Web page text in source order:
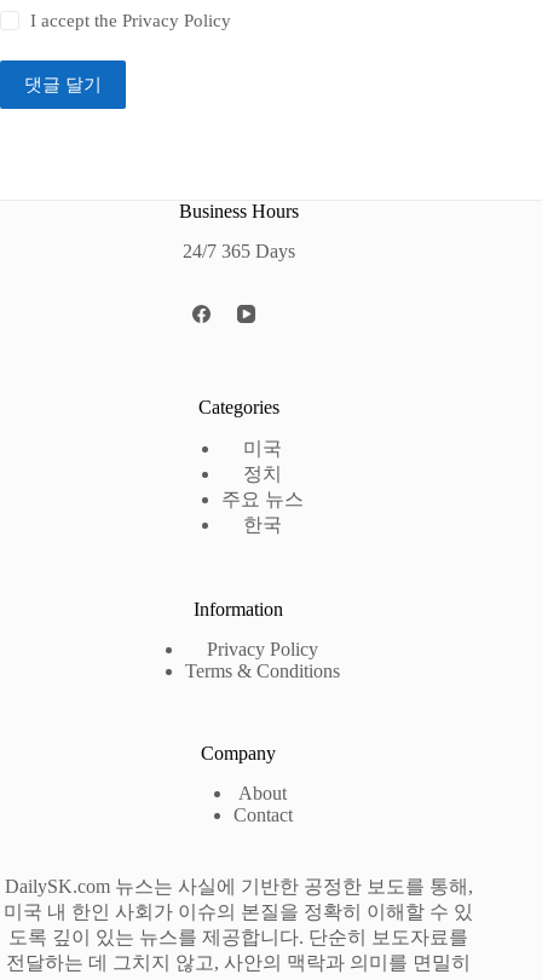
I accept thePrivacy Policy
댓글 달기
Business Hours
24/7 365 Days
Categories
미국
정치
주요 뉴스
한국
Information
Privacy Policy
Terms & Conditions
Company
About
Contact
DailySK.com 뉴스는 사실에 기반한 공정한 보도를 통해,
미국 내 한인 사회가 이슈의 본질을 정확히 이해할 수 있
도록 깊이 있는 뉴스를 제공합니다. 단순히 보도자료를
전달하는 데 그치지 않고, 사안의 맥락과 의미를 면밀히